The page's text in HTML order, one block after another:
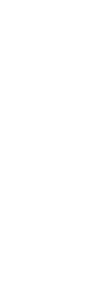
de los
El Presupuesto
la Junta de
extraordinario
para 2025 se han
han cifrado en
Estos
Parque, en cinco
(358,84), Málaga
Málaga urbana –